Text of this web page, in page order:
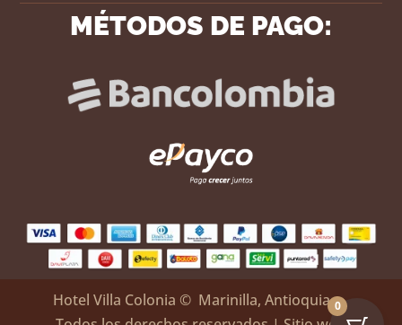
MÉTODOS DE PAGO:
Hotel Villa Colonia © Marinilla, Antioquia –
0